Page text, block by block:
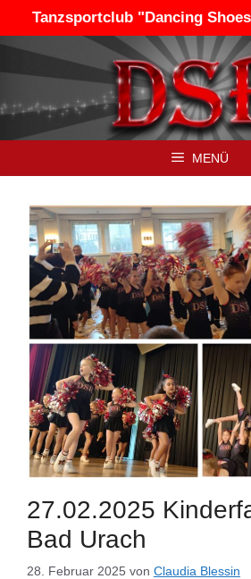
springen
Tanzsportclub "Dancing
MENÜ
27.02.2025
Bad Urach
28. Februar 2025 von Claudia Blessin